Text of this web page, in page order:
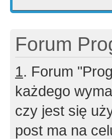
Forum
1. Forum
każdego
czy jest się
post ma na